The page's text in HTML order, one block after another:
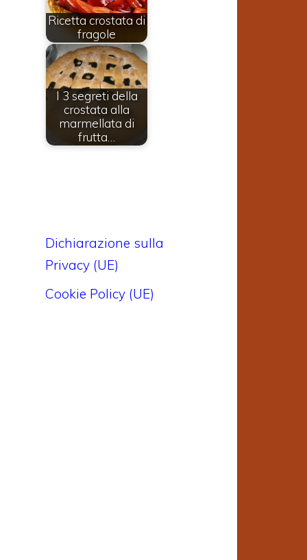
Ricetta crostata di
fragole
I 3 segreti della
crostata alla
marmellata di
frutta…
Dichiarazione sulla
Privacy (UE)
Cookie Policy (UE)